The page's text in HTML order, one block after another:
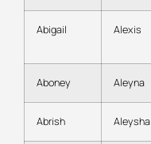
Abigail Alexis
Aboney Aleyna
Abrish Aleysha